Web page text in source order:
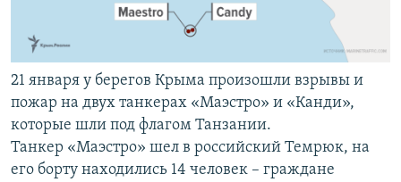
ТЕЛЕПРОЕКТ КРЫМ.РЕАЛИИ
СОВЕТЫ ПРАВОЗАЩИТНИКОВ
ПРОПАВШИЕ БЕЗ ВЕСТИ
ПОБЕДИТЕЛЕЙ НЕ СУДЯТ?
КРЫМ.НЕПОКОРЕННЫЙ
КАК ОБОЙТИ БЛОКИРОВКУ
Українською
Qırımtatar
ПРИСОЕДИНЯЙТЕСЬ!
21 января у берегов Крыма произошли взрывы и
пожар на двух танкерах «Маэстро» и «Канди»,
которые шли под флагом Танзании.
Танкер «Маэстро» шел в российский Темрюк, на
его борту находились 14 человек – граждане